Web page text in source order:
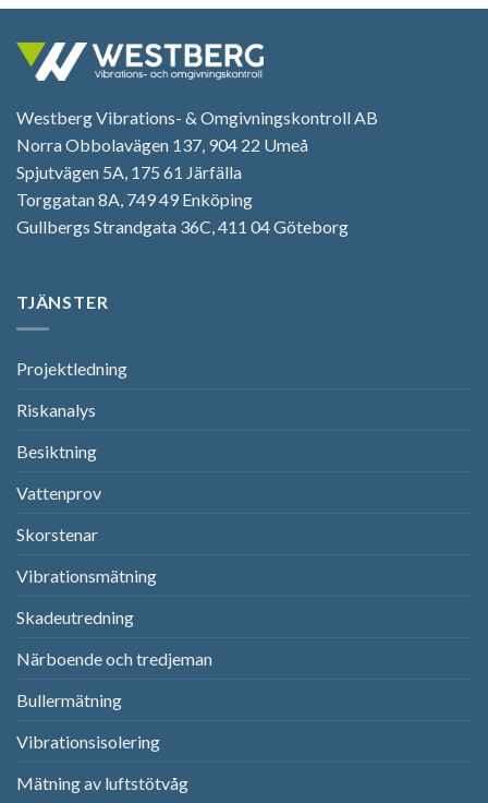
Westberg Vibrations- & Omgivningskontroll AB
Norra Obbolavägen 137, 904 22 Umeå
Spjutvägen 5A, 175 61 Järfälla
Torggatan 8A, 749 49 Enköping
Gullbergs Strandgata 36C, 411 04 Göteborg
TJÄNSTER
Projektledning
Riskanalys
Besiktning
Vattenprov
Skorstenar
Vibrationsmätning
Skadeutredning
Närboende och tredjeman
Bullermätning
Vibrationsisolering
Mätning av luftstötvåg